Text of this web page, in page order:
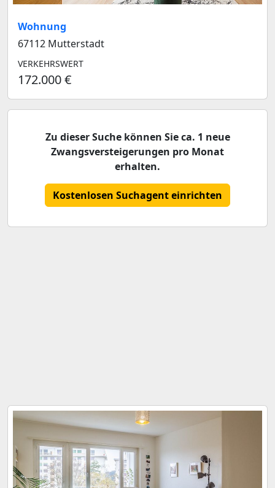
Wohnung
67112 Mutterstadt
VERKEHRSWERT
172.000 €
Zu dieser Suche können Sie ca. 1 neue
Zwangsversteigerungen pro Monat
erhalten.
Kostenlosen Suchagent einrichten